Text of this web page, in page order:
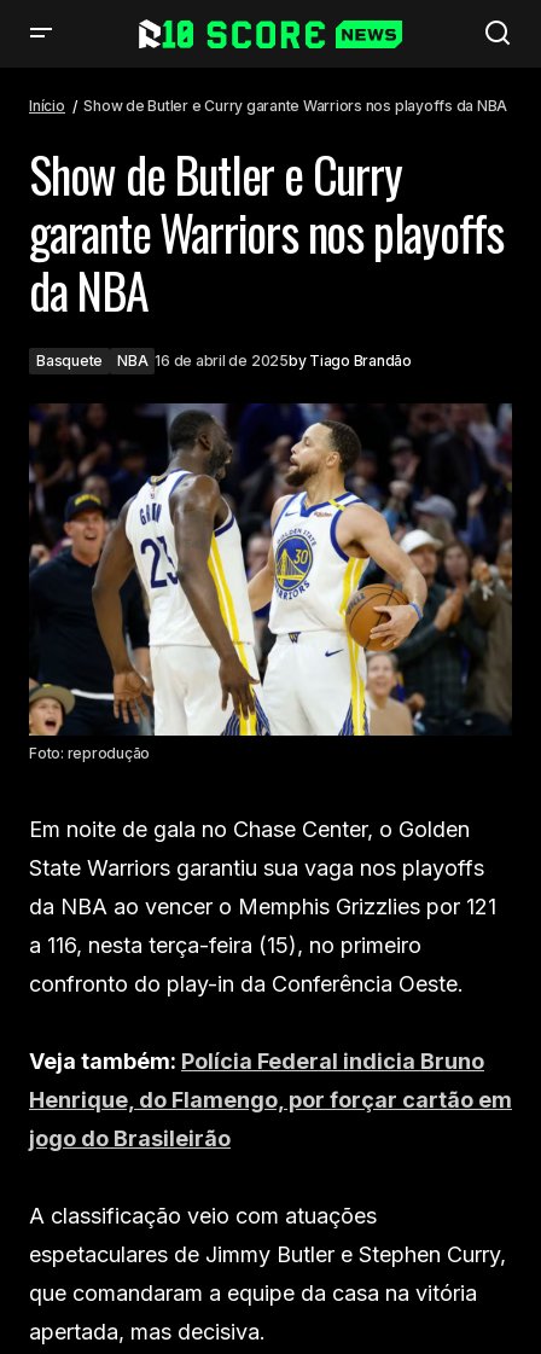
Início Show de Butler e Curry garante Warriors nos playoffs da NBA
Show de Butler e Curry
garante Warriors nos playoffs
da NBA
Basquete NBA 16 de abril de 2025by Tiago Brandão
Foto: reprodução
Em noite de gala no Chase Center, o Golden
State Warriors garantiu sua vaga nos playoffs
da NBA ao vencer o Memphis Grizzlies por 121
a 116, nesta terça-feira (15), no primeiro
confronto do play-in da Conferência Oeste.
Veja também: Polícia Federal indicia Bruno
Henrique, do Flamengo, por forçar cartão em
jogo do Brasileirão
A classificação veio com atuações
espetaculares de Jimmy Butler e Stephen Curry,
que comandaram a equipe da casa na vitória
apertada, mas decisiva.